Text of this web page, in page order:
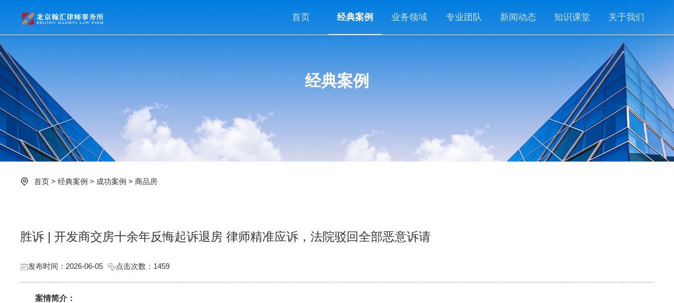
首页 经典案例 业务领域 专业团队 新闻动态 知识课堂 关于我们
经典案例
首页 >经典案例 > 成功案例 >商品房
胜诉 | 开发商交房十余年反悔起诉退房 律师精准应诉，法院驳回全部恶意诉请
发布时间：2026-06-05 点击次数： 1459
案情简介：